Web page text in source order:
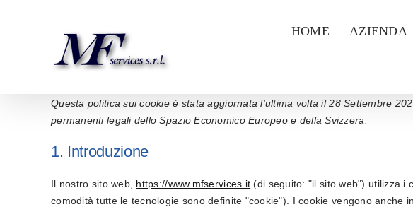
HOME AZIENDA
Questa politica sui cookie è stata aggiornata l'ultima volta il 28 Settembre
permanenti legali dello Spazio Economico Europeo e della Svizzera.
1. Introduzione
Il nostro sito web, https://www.mfservices.it (di seguito: "il sito web") utilizza i
comodità tutte le tecnologie sono definite "cookie"). I cookie vengono anche